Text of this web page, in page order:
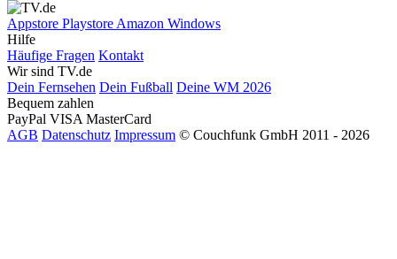
Appstore Playstore Amazon Windows
Hilfe
Häufige Fragen Kontakt
Wir sind TV.de
Dein Fernsehen Dein Fußball Deine WM 2026
Bequem zahlen
PayPal VISA MasterCard
AGB Datenschutz Impressum © Couchfunk GmbH 2011 - 2026